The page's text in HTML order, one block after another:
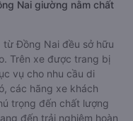
Nai giường nằm chất
Đồng Nai đều sở hữu
Trên xe được trang bị
vụ cho nhu cầu di
các hãng xe khách
trọng đến chất lượng
đến trải nghiệm hoàn